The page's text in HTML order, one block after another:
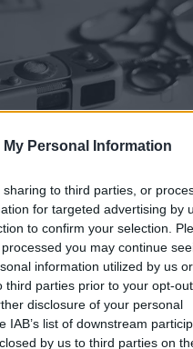
My Personal Information
to third parties, or
for targeted advertising by
to confirm your selection.
you may continue
information utilized by us or
third parties prior to your opt-
disclosure of your personal
IAB’s list of downstream
by us to third parties on
Polska w
w Europie, a Polska znalazła
z rankingu francuskiego
powstało na podstawie ocen 60
się także Francja,